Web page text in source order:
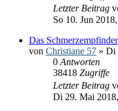
Letzter Beitrag
So 10. Jun
Das
von Christiane 57 » Di
0 Antworten
38418 Zugriffe
Letzter Beitrag
Di 29. Mai